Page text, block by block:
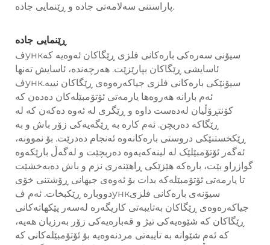
پاراستنی سەلامەتی جادە و ڕێنمایی جادە.
ڕێنمایی جادە
فункسیۆنی سەرەکی بارەکانی فلزی ڕێگاکان ئەوەیە کە
ئاسایشی ڕێگاکان بپارێزێت. هەرچەندە، ئاسایش تەنها
فункسیۆنێکی بارەکانی فلزی جیاکەرەوەی ڕێگاکان نییە.
ئەم بارانە هەروەها یارمەتی ئۆتۆمبێلەکان دەدەن کە
کۆنتڕۆڵیان لەدەست داوە و ڕێگری لە ئەوە دەکەن کە لە
ڕێگاکە دەربچن. ئەم کارە بە ڕێگەیەکی زۆر باش و بە
ڕێکخستنێکی دروستی بارەکانەوە ئەنجام دەدرێت. بۆ نموونە،
ئەگەر ئۆتۆمبێلێک لە لینەکەیەوە دەربچێت و لەگەڵ بارێکەوە
گوازراو بێت، بارەکە هێزێکی ڕاهێنەری نزم و باش دەبەخشێت
تا یارمەتی ئۆتۆمبێلەکە بدات بۆ ئەوەی جیهانی ڕۆشتنی خۆی
دووبارە ڕێکبخات. ئەم فункسیۆنەی بارەکانی فلزی
جیاکەرەوەی ڕێگاکان بەتایبەتی کاریگەرە لەسەر پێکهاتەکانی
ڕێگاکان کە شێوەیەکی تیژ و قەبارەیەکی زۆر بەرزیان هەیە،
کە ئەم شێوانە بە تایبەتی مردنەوەیە بۆ ئۆتۆمبێلەکانی کە